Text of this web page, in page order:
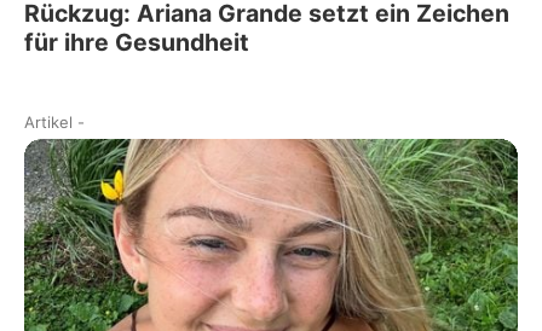
Rückzug: Ariana Grande setzt ein Zeichen
für ihre Gesundheit
Artikel -